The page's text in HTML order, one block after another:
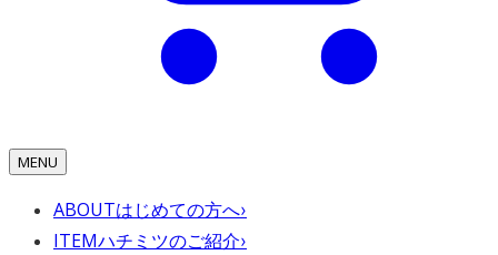
MENU
ABOUTはじめての方へ›
ITEMハチミツのご紹介›